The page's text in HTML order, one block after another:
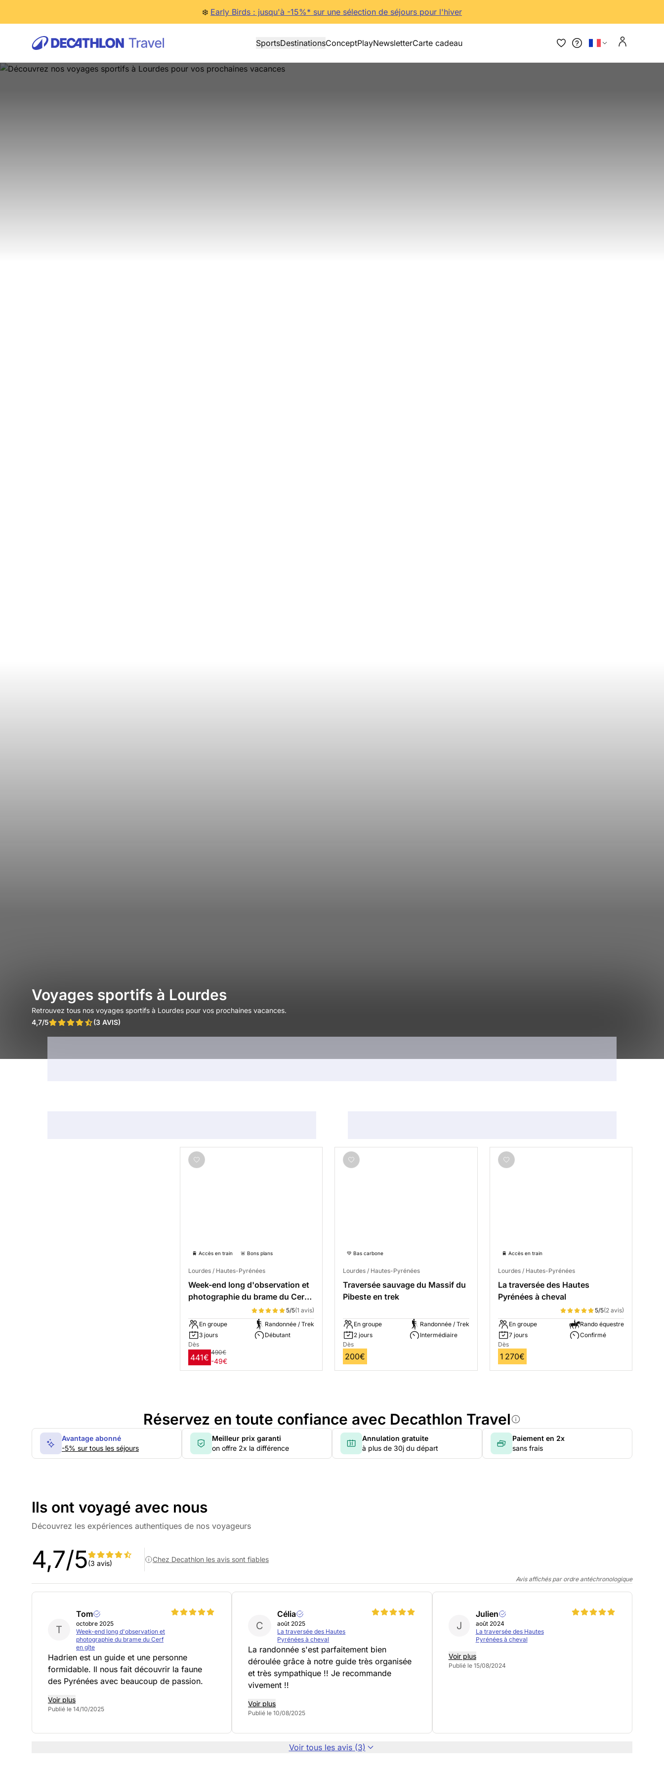
❄️ Early Birds : jusqu'à -15%* sur une sélection de séjours pour l'hiver
SportsDestinationsConceptPlayNewsletterCarte cadeau
Voyages sportifs à Lourdes
Retrouvez tous nos voyages sportifs à Lourdes pour vos prochaines vacances.
4,7/5
(3 AVIS)
🚆 Accès en train 🚨 Bons plans
Lourdes / Hautes-Pyrénées
Week-end long d'observation et
photographie du brame du Cerf
5/5(1 avis)
En groupe
3 jours
Randonnée / Trek
Débutant
Dès
441€
490€
-49€
💚 Bas carbone
Lourdes / Hautes-Pyrénées
Traversée sauvage du Massif du
Pibeste en trek
En groupe
2 jours
Randonnée / Trek
Intermédiaire
Dès
200€
🚆 Accès en train
Lourdes / Hautes-Pyrénées
La traversée des Hautes
Pyrénées à cheval
5/5(2 avis)
En groupe
7 jours
Rando équestre
Confirmé
Dès
1 270€
Réservez en toute confiance avec Decathlon Travel
Avantage abonné
-5% sur tous les séjours
Meilleur prix garanti
on offre 2x la différence
Annulation gratuite
à plus de 30j du départ
Paiement en 2x
sans frais
Ils ont voyagé avec nous
Découvrez les expériences authentiques de nos voyageurs
4,7/5(3 avis) Chez Decathlon les avis sont fiables
Avis affichés par ordre antéchronologique
T
Tom
octobre 2025
Week-end long d'observation et
photographie du brame du Cerf
en gîte
Hadrien est un guide et une personne
formidable. Il nous fait découvrir la faune
des Pyrénées avec beaucoup de passion.
Voir plus
Publié le 14/10/2025
C
Célia
août 2025
La traversée des Hautes
Pyrénées à cheval
La randonnée s'est parfaitement bien
déroulée grâce à notre guide très organisée
et très sympathique !! Je recommande
vivement !!
Voir plus
Publié le 10/08/2025
J
Julien
août 2024
La traversée des Hautes
Pyrénées à cheval
Voir plus
Publié le 15/08/2024
Voir tous les avis (3)